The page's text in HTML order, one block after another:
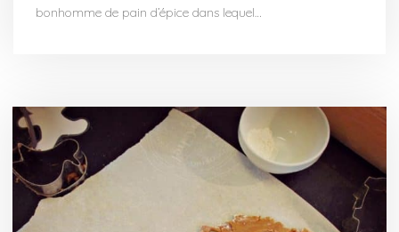
bonhomme de pain d’épice dans lequel…